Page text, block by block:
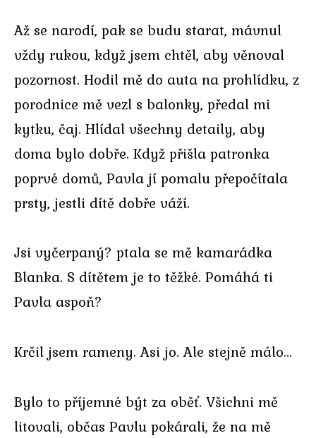
Až se narodí, pak se budu starat, mávnul
vždy rukou, když jsem chtěl, aby věnoval
pozornost. Hodil mě do auta na prohlídku, z
porodnice mě vezl s balonky, předal mi
kytku, čaj. Hlídal všechny detaily, aby
doma bylo dobře. Když přišla patronka
poprvé domů, Pavla jí pomalu přepočítala
prsty, jestli dítě dobře váží.
Jsi vyčerpaný? ptala se mě kamarádka
Blanka. S dítětem je to těžké. Pomáhá ti
Pavla aspoň?
Krčil jsem rameny. Asi jo. Ale stejně málo…
Bylo to příjemné být za oběť. Všichni mě
litovali, občas Pavlu pokárali, že na mě